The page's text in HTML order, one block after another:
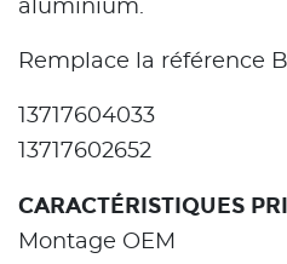
aluminium.
Remplace la référence
13717604033
13717602652
CARACTÉRISTIQUES
Montage OEM